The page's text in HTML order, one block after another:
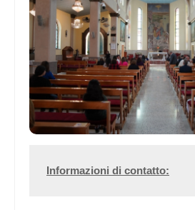
Informazioni di contatto: